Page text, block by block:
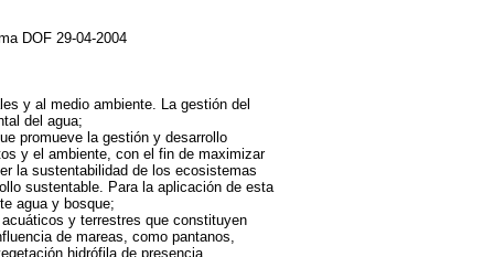
DOF 29-04-2004
y al medio ambiente. La gestión del
del agua;
promueve la gestión y desarrollo
y el ambiente, con el fin de maximizar
la sustentabilidad de los ecosistemas
sustentable. Para la aplicación de esta
agua y bosque;
y terrestres que constituyen
de mareas, como pantanos,
hidrófila de presencia